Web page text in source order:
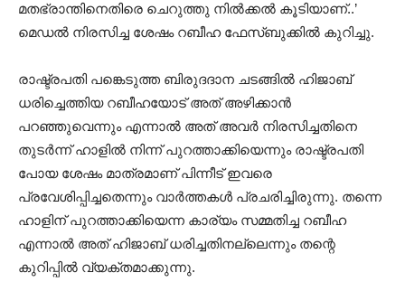
മതഭ്രാന്തിനെതിരെ ചെറുത്തു നിൽക്കൽ കൂടിയാണ്..’
മെഡൽ നിരസിച്ച ശേഷം റബീഹ ഫേസ്ബുക്കിൽ കുറിച്ചു.
രാഷ്ട്രപതി പങ്കെടുത്ത ബിരുദദാന ചടങ്ങിൽ ഹിജാബ്
ധരിച്ചെത്തിയ റബീഹയോട് അത് അഴിക്കാൻ
പറഞ്ഞുവെന്നും എന്നാൽ അത് അവർ നിരസിച്ചതിനെ
തുടർന്ന് ഹാളിൽ നിന്ന് പുറത്താക്കിയെന്നും രാഷ്ട്രപതി
പോയ ശേഷം മാത്രമാണ് പിന്നീട് ഇവരെ
പ്രവേശിപ്പിച്ചതെന്നും വാർത്തകൾ പ്രചരിച്ചിരുന്നു. തന്നെ
ഹാളിന് പുറത്താക്കിയെന്ന കാര്യം സമ്മതിച്ച റബീഹ
എന്നാൽ അത് ഹിജാബ് ധരിച്ചതിനല്ലെന്നും തന്റെ
കുറിപ്പിൽ വ്യക്തമാക്കുന്നു.